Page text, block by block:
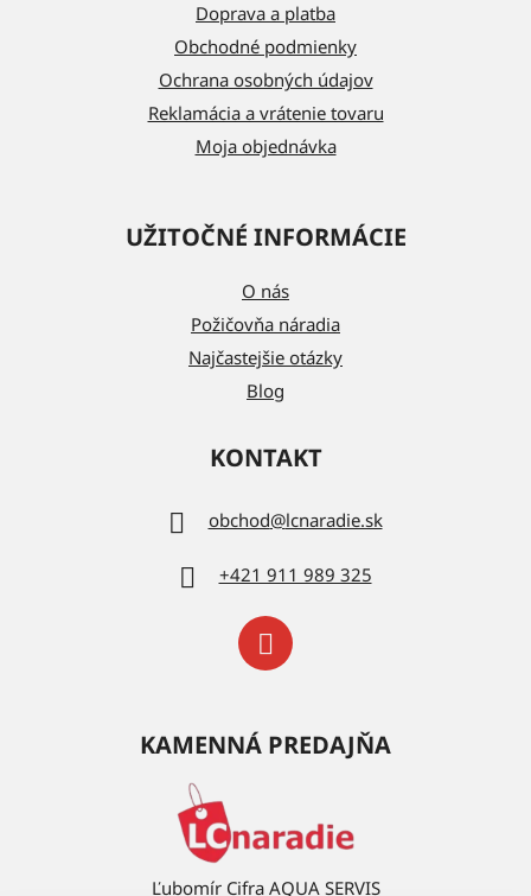
Doprava a platba
Obchodné podmienky
Ochrana osobných údajov
Reklamácia a vrátenie tovaru
Moja objednávka
UŽITOČNÉ INFORMÁCIE
O nás
Požičovňa náradia
Najčastejšie otázky
Blog
KONTAKT
obchod@lcnaradie.sk
+421 911 989 325
KAMENNÁ PREDAJŇA
Ľubomír Cifra AQUA SERVIS